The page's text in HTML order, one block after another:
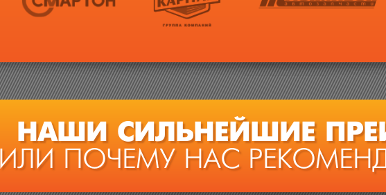
НАШИ СИЛЬНЕЙШИЕ
ИЛИ ПОЧЕМУ НАС